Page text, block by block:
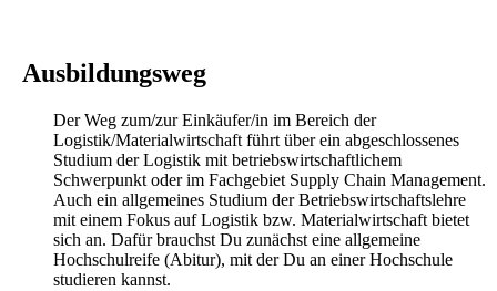
Ausbildungsweg
Der Weg zum/zur Einkäufer/in im Bereich der
Logistik/Materialwirtschaft führt über ein abgeschlossenes
Studium der Logistik mit betriebswirtschaftlichem
Schwerpunkt oder im Fachgebiet Supply Chain Management.
Auch ein allgemeines Studium der Betriebswirtschaftslehre
mit einem Fokus auf Logistik bzw. Materialwirtschaft bietet
sich an. Dafür brauchst Du zunächst eine allgemeine
Hochschulreife (Abitur), mit der Du an einer Hochschule
studieren kannst.